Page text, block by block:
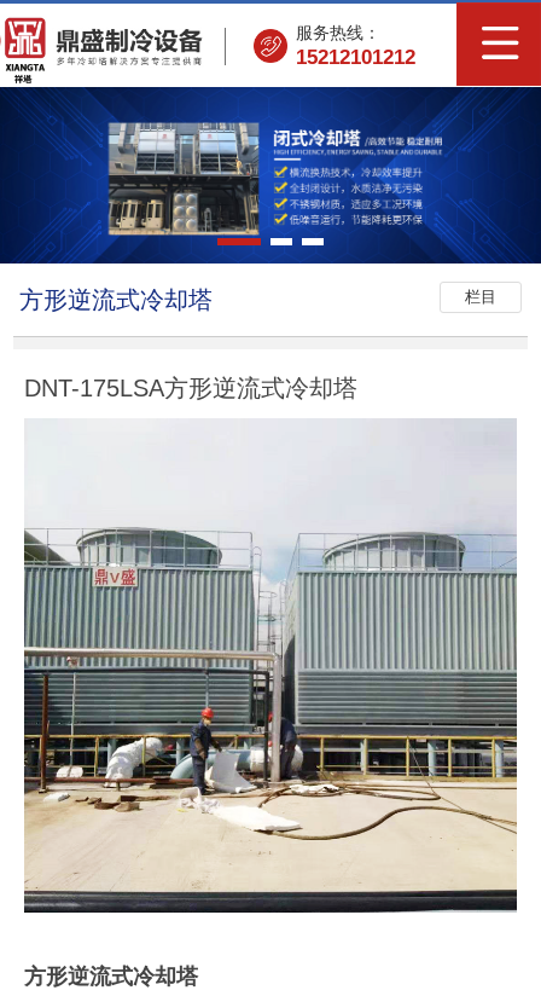
服务热线：
15212101212
栏目
方形逆流式冷却塔
DNT-175LSA方形逆流式冷却塔
方形逆流式冷却塔